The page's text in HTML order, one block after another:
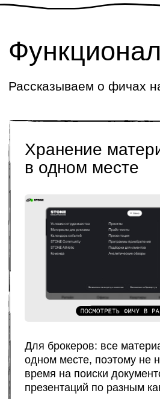
разработки мы обсуждали вместе
и быстро адаптировали
функционал под текущие запросы.
Не было ни одного момента, когда
лучше действовать.
Особенно порадовала их гибкость
и способность оперативно решать
подходили с вниманием
и искренним интересом к нашему
проекту"
Елена Николаева
Руководитель отдела по работе
с агентствами недвижимости